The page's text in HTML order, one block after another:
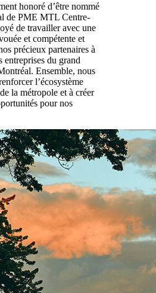
honoré d’être nommé
de PME MTL Centre-
de travailler avec une
et compétente et
précieux partenaires à
entreprises du grand
Ensemble, nous
l’écosystème
la métropole et à créer
pour nos